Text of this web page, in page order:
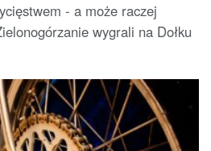
- a może raczej
wygrali na Dołku